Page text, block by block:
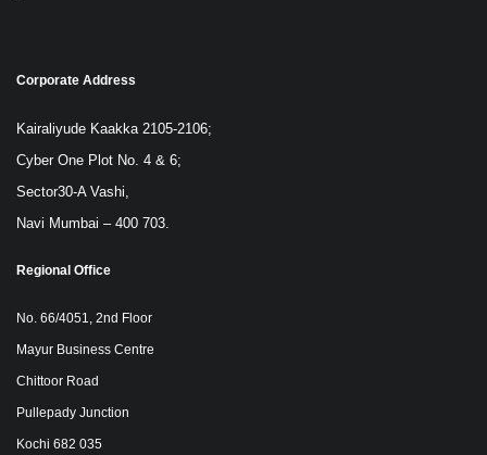
Corporate Address
Kairaliyude Kaakka 2105-2106;
Cyber One Plot No. 4 & 6;
Sector30-A Vashi,
Navi Mumbai – 400 703.
Regional Office
No. 66/4051, 2nd Floor
Mayur Business Centre
Chittoor Road
Pullepady Junction
Kochi 682 035